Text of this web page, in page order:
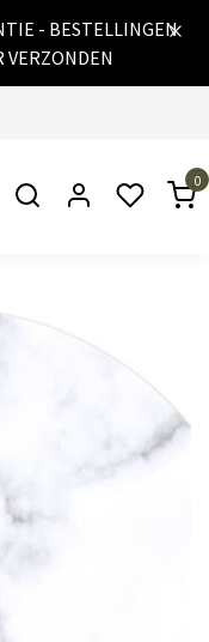
- BESTELLINGEN
VERZONDEN
0